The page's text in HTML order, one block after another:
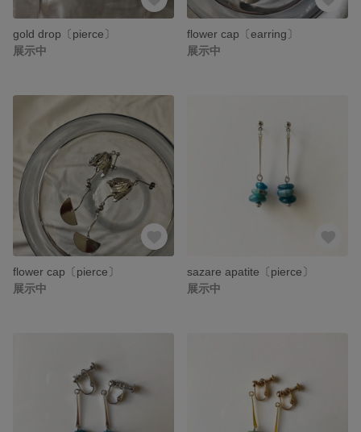
gold drop〔pierce〕
展示中
flower cap〔earring〕
展示中
flower cap〔pierce〕
展示中
sazare apatite〔pierce〕
展示中